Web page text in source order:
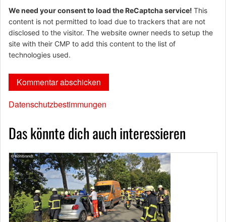
We need your consent to load the ReCaptcha service! This
content is not permitted to load due to trackers that are not
disclosed to the visitor. The website owner needs to setup the
site with their CMP to add this content to the list of
technologies used.
Datenschutzbestimmungen
Das könnte dich auch interessieren